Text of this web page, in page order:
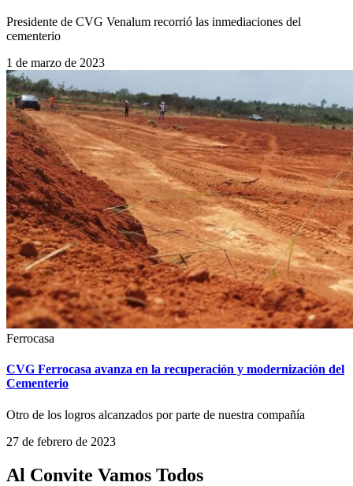
Presidente de CVG Venalum recorrió las inmediaciones del
cementerio
1 de marzo de 2023
Ferrocasa
CVG Ferrocasa avanza en la recuperación y modernización del
Cementerio
Otro de los logros alcanzados por parte de nuestra compañía
27 de febrero de 2023
Al Convite Vamos Todos